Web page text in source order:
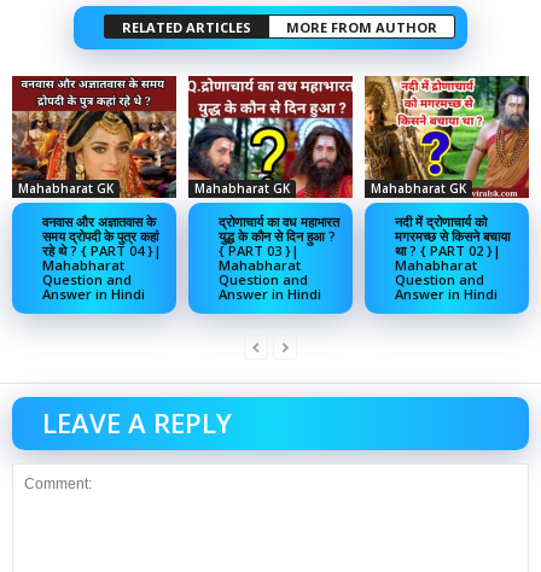
RELATED ARTICLES MORE FROM AUTHOR
Mahabharat GK
वनवास और अज्ञातवास के
समय द्रोपदी के पुत्र कहां
रहे थे ? { PART 04 }|
Mahabharat
Question and
Answer in Hindi
Mahabharat GK
द्रोणाचार्य का वध महाभारत
युद्ध के कौन से दिन हुआ ?
{ PART 03 }|
Mahabharat
Question and
Answer in Hindi
Mahabharat GK
नदी में द्रोणाचार्य को
मगरमच्छ से किसने बचाया
था ? { PART 02 }|
Mahabharat
Question and
Answer in Hindi
LEAVE A REPLY